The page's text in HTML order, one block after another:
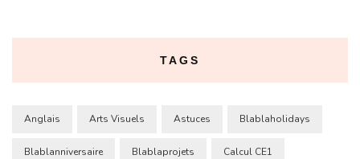
TAGS
Anglais Arts Visuels Astuces Blablaholidays
Blablanniversaire Blablaprojets Calcul CE1